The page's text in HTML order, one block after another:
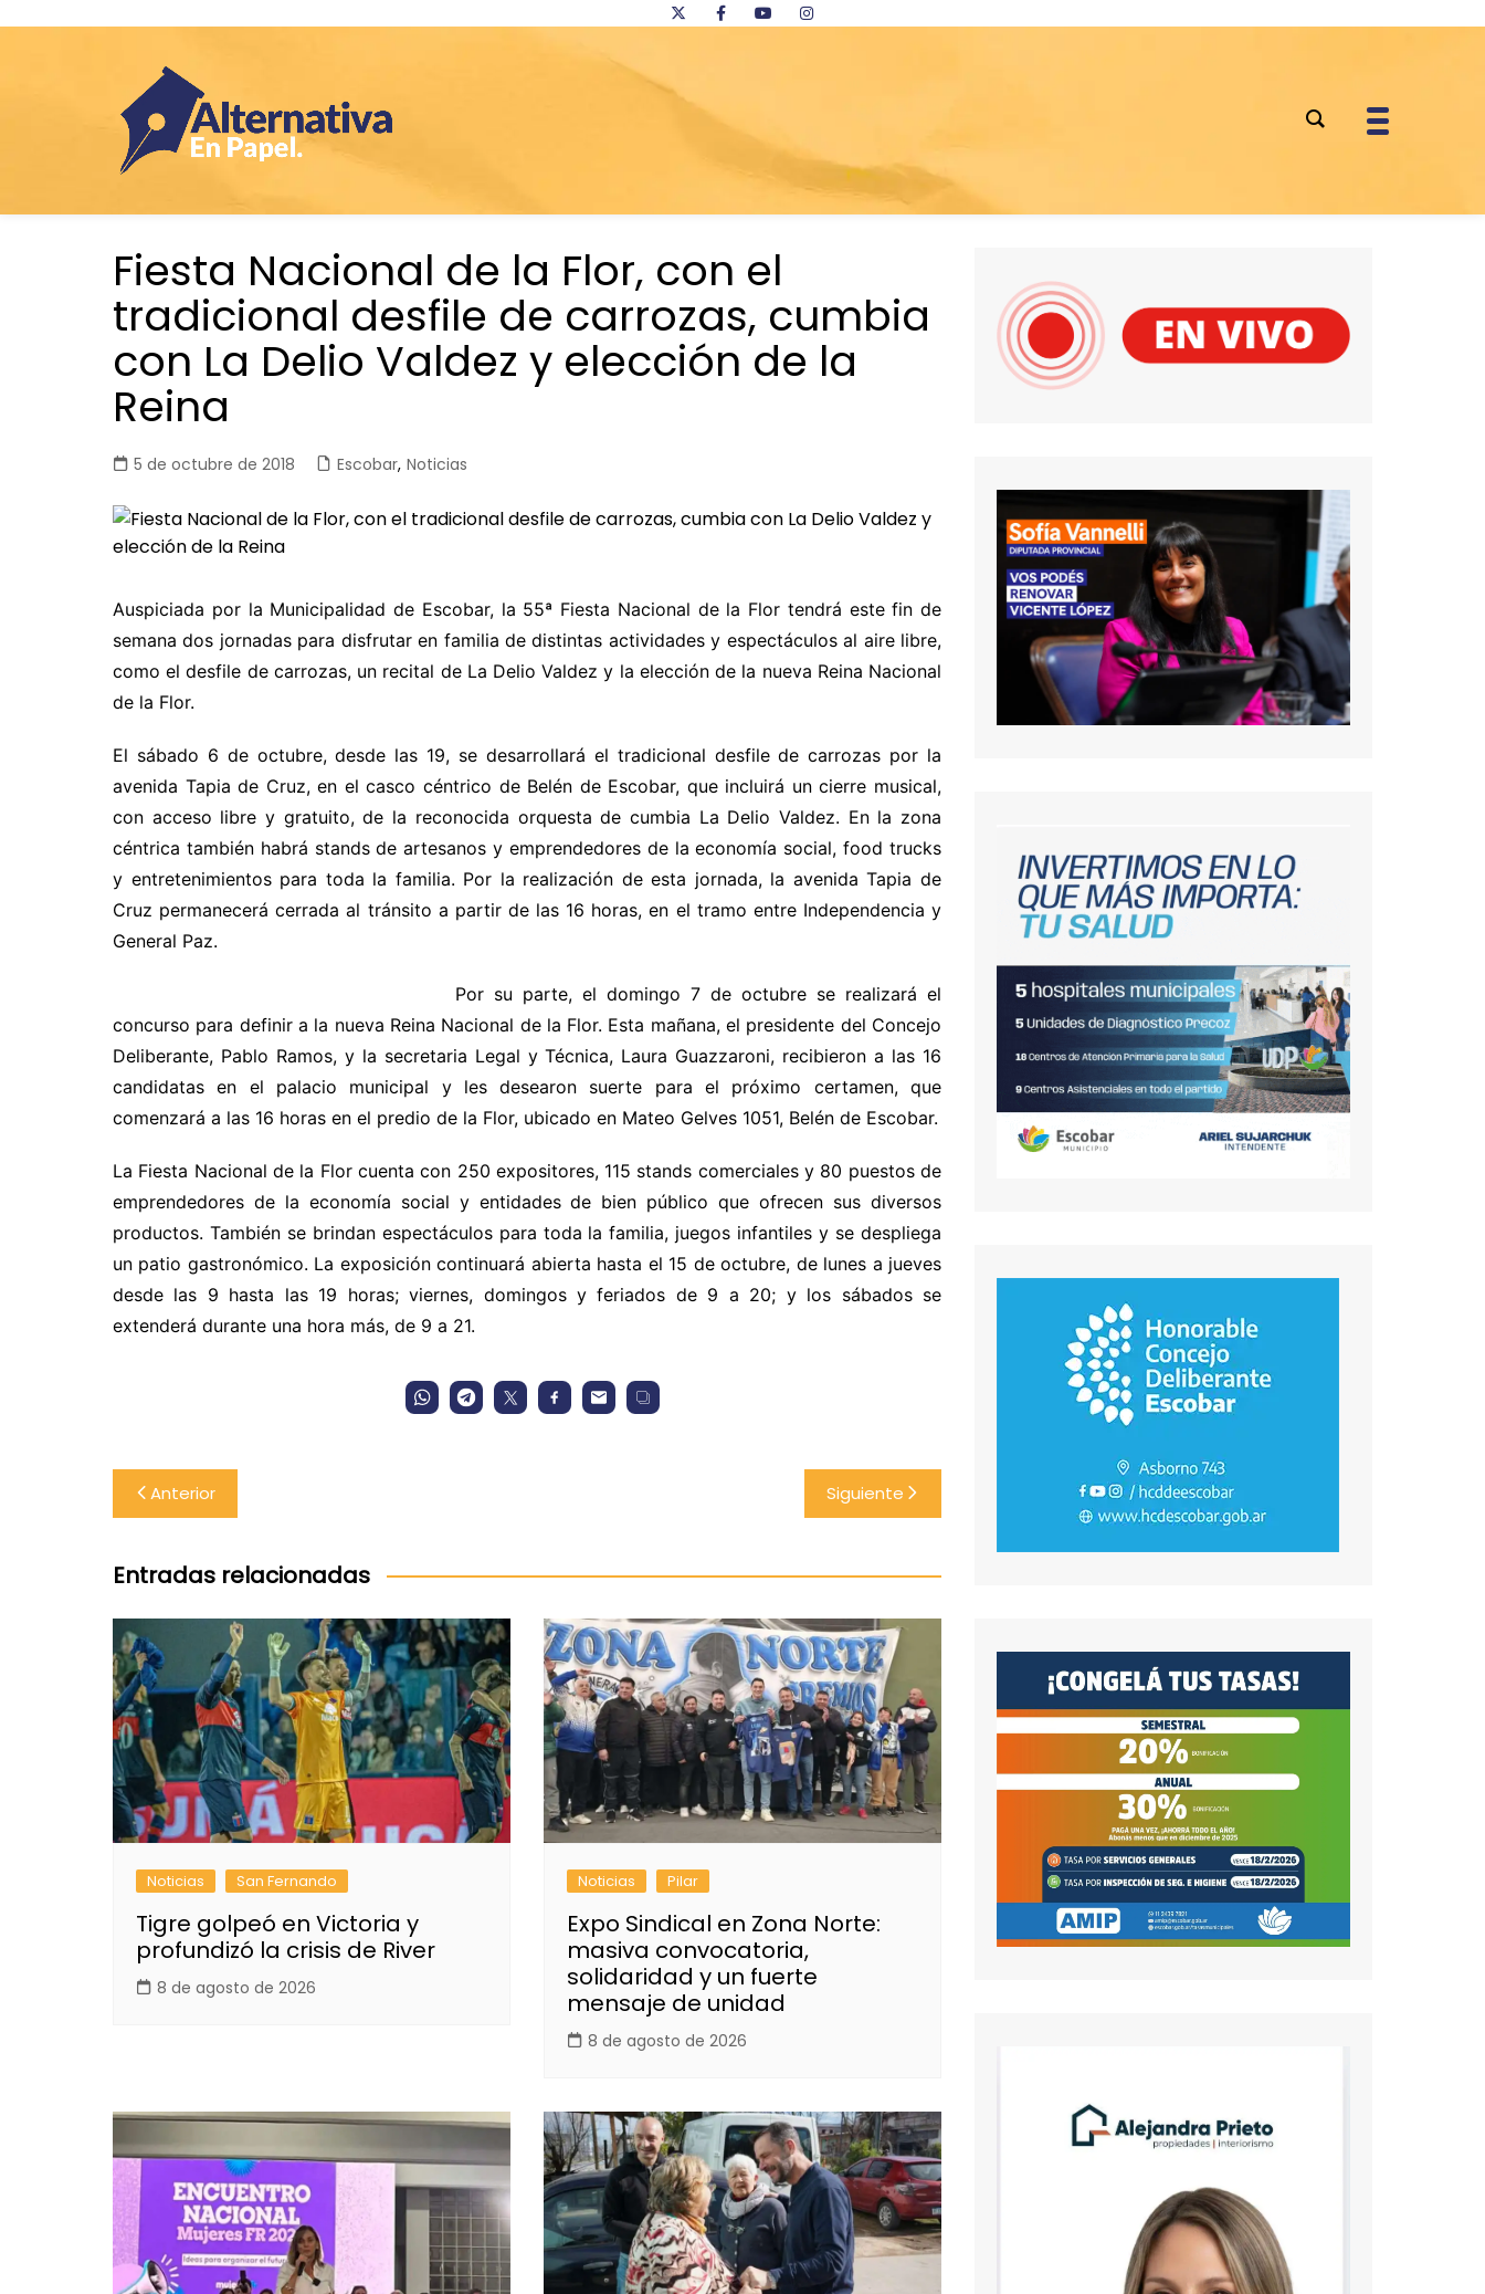
Fiesta Nacional de la Flor, con el
tradicional desfile de carrozas, cumbia
con La Delio Valdez y elección de la
Reina
5 de octubre de 2018 Escobar, Noticias
Auspiciada por la Municipalidad de Escobar, la 55ª Fiesta Nacional de la Flor tendrá este fin de
semana dos jornadas para disfrutar en familia de distintas actividades y espectáculos al aire libre,
como el desfile de carrozas, un recital de La Delio Valdez y la elección de la nueva Reina Nacional
de la Flor.
El sábado 6 de octubre, desde las 19, se desarrollará el tradicional desfile de carrozas por la
avenida Tapia de Cruz, en el casco céntrico de Belén de Escobar, que incluirá un cierre musical,
con acceso libre y gratuito, de la reconocida orquesta de cumbia La Delio Valdez. En la zona
céntrica también habrá stands de artesanos y emprendedores de la economía social, food trucks
y entretenimientos para toda la familia. Por la realización de esta jornada, la avenida Tapia de
Cruz permanecerá cerrada al tránsito a partir de las 16 horas, en el tramo entre Independencia y
General Paz.
Por su parte, el domingo 7 de octubre se realizará el
concurso para definir a la nueva Reina Nacional de la Flor. Esta mañana, el presidente del Concejo
Deliberante, Pablo Ramos, y la secretaria Legal y Técnica, Laura Guazzaroni, recibieron a las 16
candidatas en el palacio municipal y les desearon suerte para el próximo certamen, que
comenzará a las 16 horas en el predio de la Flor, ubicado en Mateo Gelves 1051, Belén de Escobar.
La Fiesta Nacional de la Flor cuenta con 250 expositores, 115 stands comerciales y 80 puestos de
emprendedores de la economía social y entidades de bien público que ofrecen sus diversos
productos. También se brindan espectáculos para toda la familia, juegos infantiles y se despliega
un patio gastronómico. La exposición continuará abierta hasta el 15 de octubre, de lunes a jueves
desde las 9 hasta las 19 horas; viernes, domingos y feriados de 9 a 20; y los sábados se
extenderá durante una hora más, de 9 a 21.
Navegación
de
entradas
Anterior Siguiente
Entradas relacionadas
Noticias San Fernando
Tigre golpeó en Victoria y
profundizó la crisis de River
8 de agosto de 2026
Noticias Pilar
Expo Sindical en Zona Norte:
masiva convocatoria,
solidaridad y un fuerte
mensaje de unidad
8 de agosto de 2026